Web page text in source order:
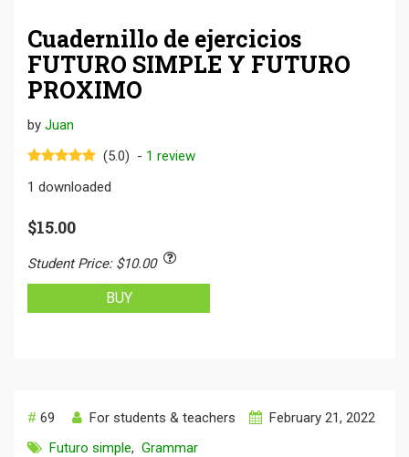
Cuadernillo de ejercicios
FUTURO SIMPLE Y FUTURO
PROXIMO
by Juan
(5.0) - 1 review
1 downloaded
$15.00
Student Price: $10.00
BUY
# 69 For students & teachers
February 21, 2022
Futuro simple, Grammar